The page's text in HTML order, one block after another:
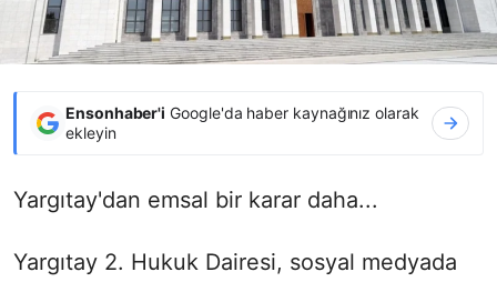
Ensonhaber'i Google'da haber kaynağınız olarak
ekleyin
Yargıtay'dan emsal bir karar daha...
Yargıtay 2. Hukuk Dairesi, sosyal medyada